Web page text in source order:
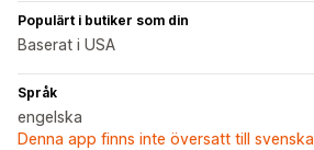
Populärt i butiker som din
Baserat i USA
Språk
engelska
Denna app finns inte översatt till svenska